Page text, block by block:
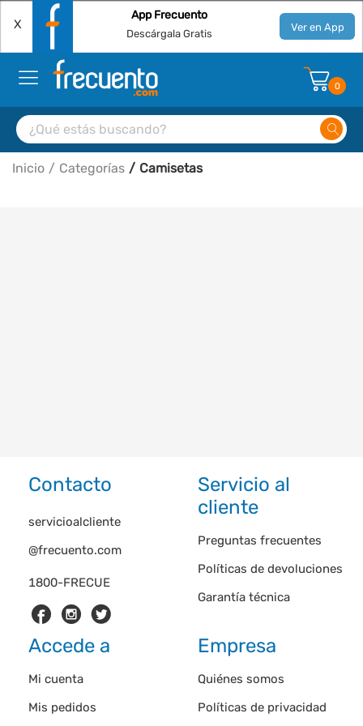
X
App Frecuento
Descárgala Gratis Ver en App
0
Inicio Categorías Camisetas
Contacto
1800-FRECUE
servicioalcliente
@frecuento.com
Servicio al
cliente
Preguntas frecuentes
Políticas de devoluciones
Garantía técnica
Accede a
Mi cuenta
Mis pedidos
Empresa
Quiénes somos
Políticas de privacidad